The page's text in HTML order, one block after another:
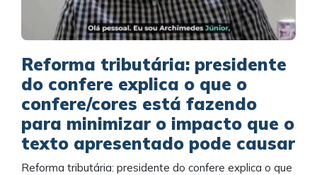
Reforma tributária: presidente
do confere explica o que o
confere/cores está fazendo
para minimizar o impacto que o
texto apresentado pode causar
Reforma tributária: presidente do confere explica o que